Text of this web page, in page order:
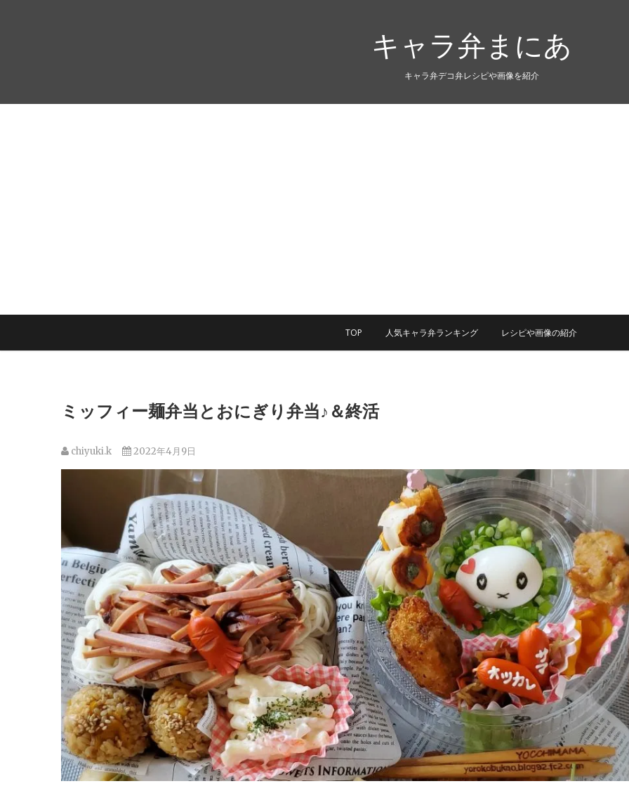
キャラ弁まにあ
キャラ弁デコ弁レシピや画像を紹介
TOP 人気キャラ弁ランキング レシピや画像の紹介
ミッフィー麺弁当とおにぎり弁当♪＆終活
chiyuki.k 2022年4月9日